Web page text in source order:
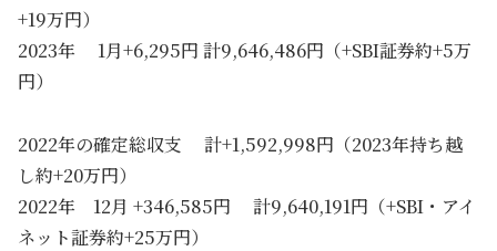
+19万円）
2023年 1月+6,295円 計9,646,486円（+SBI証券約+5万
円）
2022年の確定総収支 計+1,592,998円（2023年持ち越
し約+20万円）
2022年 12月 +346,585円 計9,640,191円（+SBI・アイ
ネット証券約+25万円）